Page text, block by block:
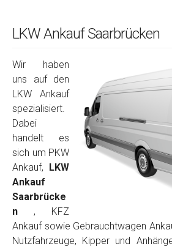
LKW Ankauf Saarbrücken
Wir haben
uns auf den
LKW Ankauf
spezialisiert.
Dabei
handelt es
sich um PKW
Ankauf,
LKW
Ankauf
Saarbrücke
n , KFZ
Ankauf sowie Gebrauchtwagen
Nutzfahrzeuge, Kipper und